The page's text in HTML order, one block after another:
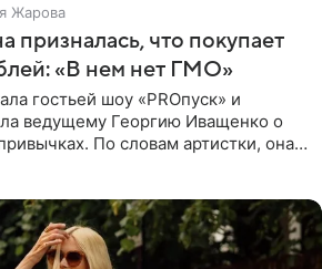
Жарова
призналась, что покупает
«В нем нет ГМО»
гостьей шоу «PROпуск» и
ведущему Георгию Иващенко о
По словам артистки, она